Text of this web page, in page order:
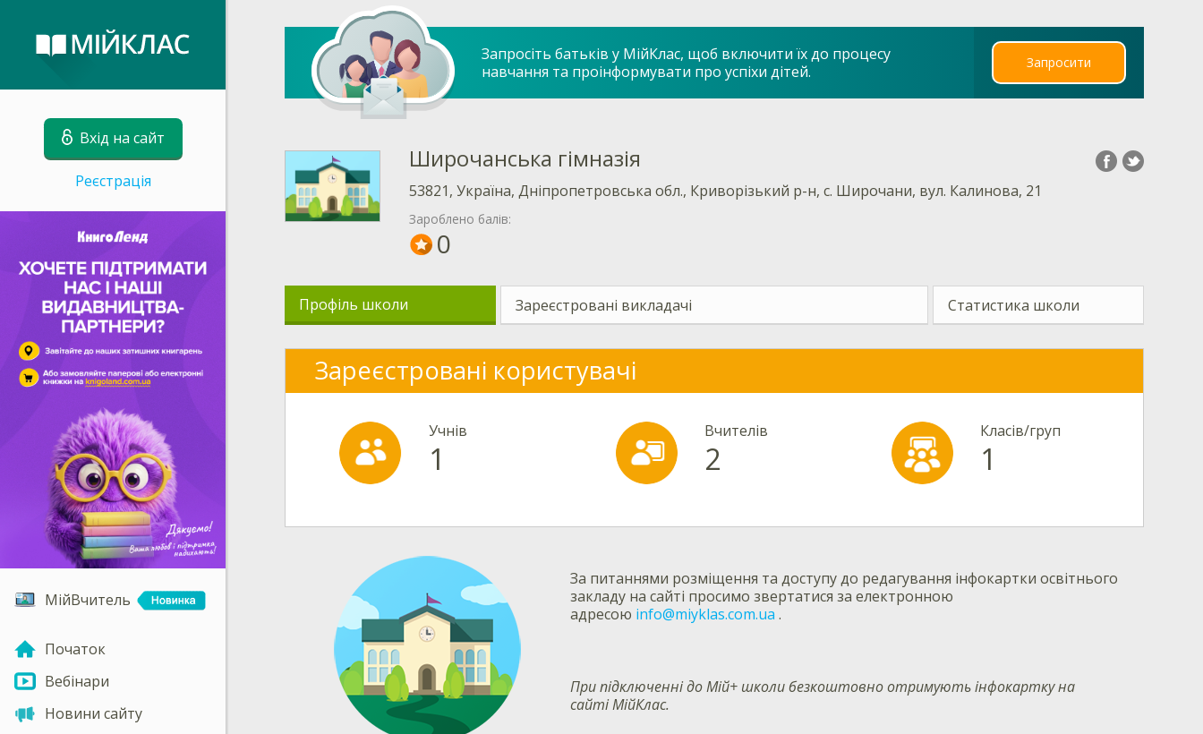
Вхід на сайт
Реєстрація
МійВчитель
Початок
Вебінари
Новини сайту
Запросіть батьків у МійКлас, щоб включити їх до процесу
навчання та проінформувати про успіхи дітей.
Запросити
Широчанська гімназія
53821, Україна, Дніпропетровська обл., Криворізький р-н, с. Широчани, вул. Калинова, 21
Зароблено балів:
0
Профіль школи Зареєстровані викладачі Статистика школи
Зареєстровані користувачі
Учнів
1
Вчителів
2
Класів/груп
1
За питаннями розміщення та доступу до редагування інфокартки освітнього
закладу на сайті просимо звертатися за електронною
адресою info@miyklas.com.ua .
При підключенні до Мій+ школи безкоштовно отримують інфокартку на
сайті МійКлас.